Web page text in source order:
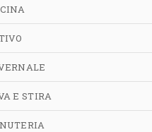
E STIRA